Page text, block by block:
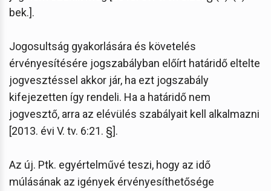
bek.].
Jogosultság gyakorlására és követelés
érvényesítésére jogszabályban előírt határidő eltelte
jogvesztéssel akkor jár, ha ezt jogszabály
kifejezetten így rendeli. Ha a határidő nem
jogvesztő, arra az elévülés szabályait kell alkalmazni
[2013. évi V. tv. 6:21. §].
Az új. Ptk. egyértelművé teszi, hogy az idő
múlásának az igények érvényesíthetősége